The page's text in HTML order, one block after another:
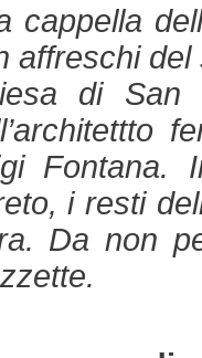
cappella
affreschi
di San
Fontana.
i resti
Da non